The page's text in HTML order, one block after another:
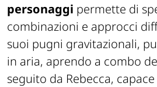
personaggi permette di
combinazioni e approcci
suoi pugni gravitazionali,
in aria, aprendo a combo
seguito da Rebecca,